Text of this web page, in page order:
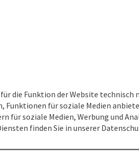
die Funktion der Website
Funktionen für soziale Medien
für soziale Medien, Werbung und
finden Sie in unserer